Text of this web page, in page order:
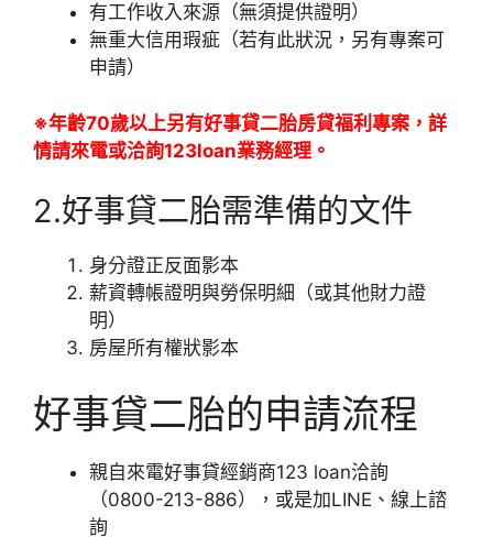
有工作收入來源（無須提供證明）
無重大信用瑕疵（若有此狀況，另有專案可
申請）
※年齡70歲以上另有好事貸二胎房貸福利專案，詳
情請來電或洽詢123loan業務經理。
2.好事貸二胎需準備的文件
身分證正反面影本
薪資轉帳證明與勞保明細（或其他財力證
明）
房屋所有權狀影本
好事貸二胎的申請流程
親自來電好事貸經銷商123 loan洽詢
（0800-213-886），或是加LINE、線上諮
詢